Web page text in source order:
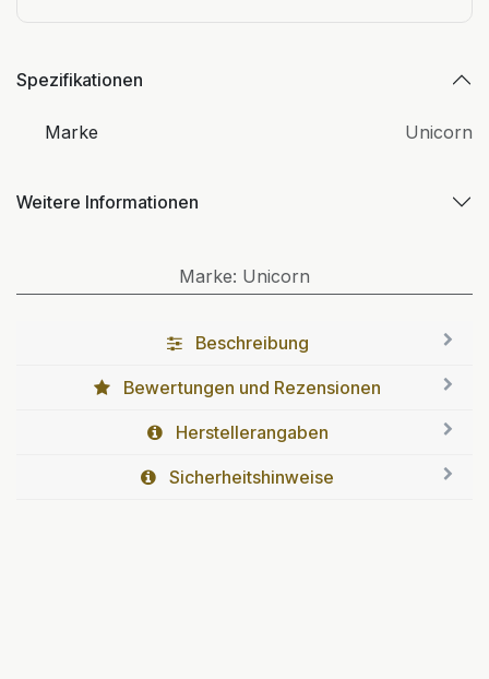
Spezifikationen
Marke Unicorn
Weitere Informationen
Marke: Unicorn
Beschreibung
Bewertungen und Rezensionen
Herstellerangaben
Sicherheitshinweise